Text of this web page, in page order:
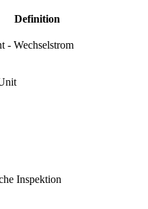
Definition
- Wechselstrom
Inspektion